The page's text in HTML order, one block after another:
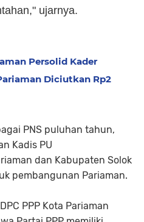
ujarnya.
Persolid Kader
Diciutkan Rp2
PNS puluhan tahun,
Kadis PU
dan Kabupaten Solok
pembangunan Pariaman.
PPP Kota Pariaman